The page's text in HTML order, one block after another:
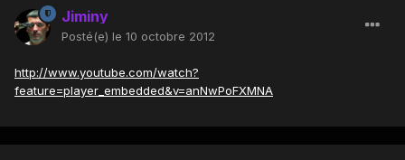
Jiminy
Posté(e) le 10 octobre 2012
http://www.youtube.com/watch?
feature=player_embedded&v=anNwPoFXMNA